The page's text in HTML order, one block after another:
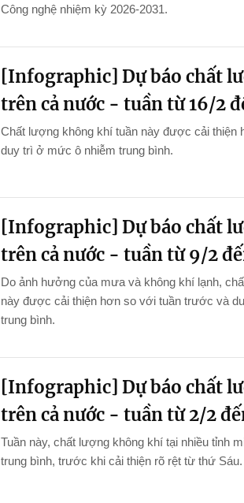
Công nghệ nhiệm kỳ 2026-2031.
[Infographic] Dự báo chất
trên cả nước - tuần từ 16/2
Chất lượng không khí tuần này được cải
duy trì ở mức ô nhiễm trung bình.
[Infographic] Dự báo chất
trên cả nước - tuần từ 9/2
Do ảnh hưởng của mưa và không khí lạnh,
này được cải thiện hơn so với tuần trước và
trung bình.
[Infographic] Dự báo chất
trên cả nước - tuần từ 2/2
Tuần này, chất lượng không khí tại nhiều tỉnh
trung bình, trước khi cải thiện rõ rệt từ thứ Sáu.